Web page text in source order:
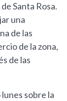
Santa Rosa.
una
de las
de la zona,
de las
sobre la